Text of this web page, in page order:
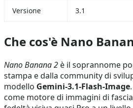
Versione 3.1
Che cos'è Nano
Nano Banana 2 è il soprannome
stampa e dalla community di
modello Gemini-3.1-Flash-Image
come motore di immagini di fascia